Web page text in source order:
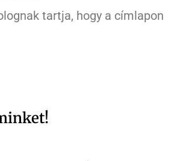
tartja, hogy a címlapon